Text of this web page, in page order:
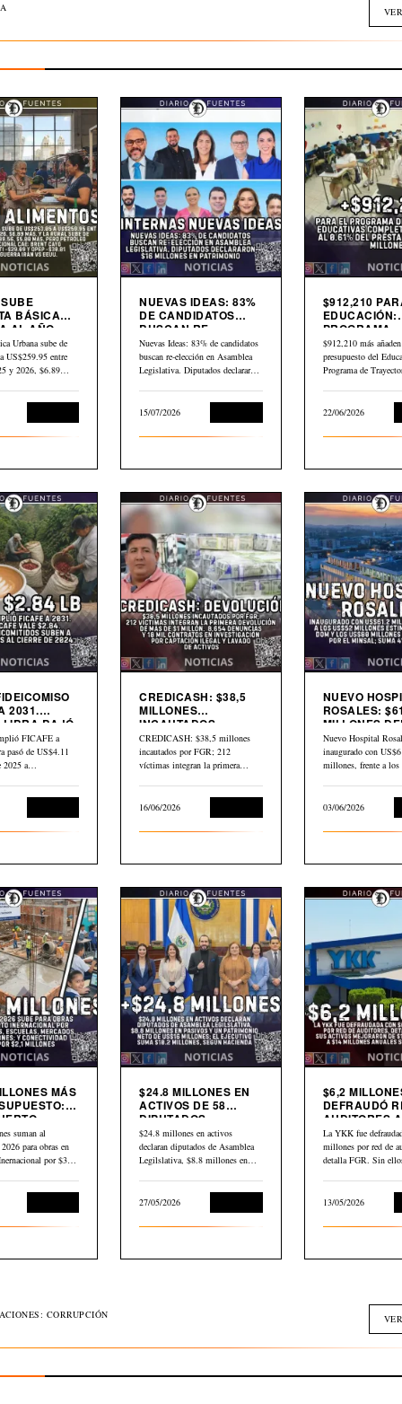
BÁSICA
AL AÑO.
GLOBAL
DESDE
Urbana sube de
US$259.95 entre
y 2026, $6.89…
NUEVAS IDEAS: 83%
DE CANDIDATOS
BUSCAN RE-
ELECCIÓN EN
ASAMBLEA
LEGISLATIVA
Nuevas Ideas: 83% de candidatos
buscan re-elección en Asamblea
Legislativa. Diputados declararon
15/07/2026
$912,210
EDUCACIÓN:
PROGRAMA
EDUCATIVAS
COMPLEJAS
$912,210 más
presupuesto del
Programa de
22/06/2026
2031.
LIBRA BAJÓ
FICAFE a
pasó de US$4.11
2025 a…
CREDICASH: $38,5
MILLONES
INCAUTADOS.
INICIAN DEVOLUCIÓN
CREDICASH: $38,5 millones
incautados por FGR; 212
víctimas integran la primera
16/06/2026
NUEVO
ROSALES:
MILLONES
$80 MILLONES
BID
Nuevo Hospital
inaugurado con
millones, frente a los
03/06/2026
MÁS
Y
suman al
para obras en
por $30,2
$24.8 MILLONES EN
ACTIVOS DE 58
DIPUTADOS
DECLARADOS EN
HACIENDA
$24.8 millones en activos
declaran diputados de Asamblea
Legilslativa, $8.8 millones en
27/05/2026
$6,2
DEFRAUDÓ
AUDITORES
YKK
La YKK fue
millones por red de
detalla FGR. Sin
13/05/2026
CORRUPCIÓN